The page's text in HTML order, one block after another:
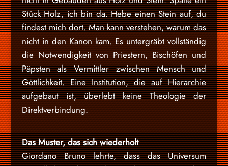
Stück Holz, ich bin da. Hebe einen Stein auf, du
findest mich dort. Man kann verstehen, warum das
nicht in den Kanon kam. Es untergräbt vollständig
die Notwendigkeit von Priestern, Bischöfen und
Päpsten als Vermittler zwischen Mensch und
Göttlichkeit. Eine Institution, die auf Hierarchie
aufgebaut ist, überlebt keine Theologie der
Direktverbindung.
Das Muster, das sich wiederholt
Giordano Bruno lehrte, dass das Universum